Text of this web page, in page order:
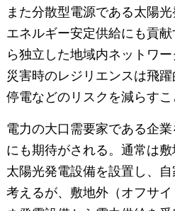
また分散型電源である太陽
エネルギー安定供給にも貢
ら独立した地域内ネットワー
災害時のレジリエンスは飛
停電などのリスクを減らすこ
電力の大口需要家である企
にも期待がされる。通常は
太陽光発電設備を設置し、
考えるが、敷地外（オフサ